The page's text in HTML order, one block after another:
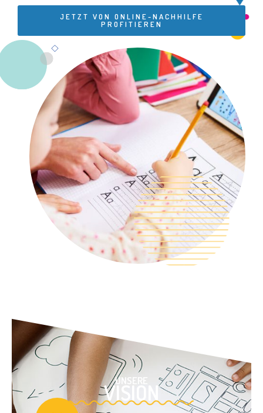
JETZT VON ONLINE-NACHHILFE
PROFITIEREN
UNSERE
VISION